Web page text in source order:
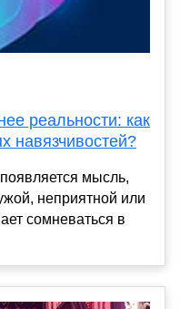
реальности: как
навязчивостей?
мысль,
неприятной или
сомневаться в